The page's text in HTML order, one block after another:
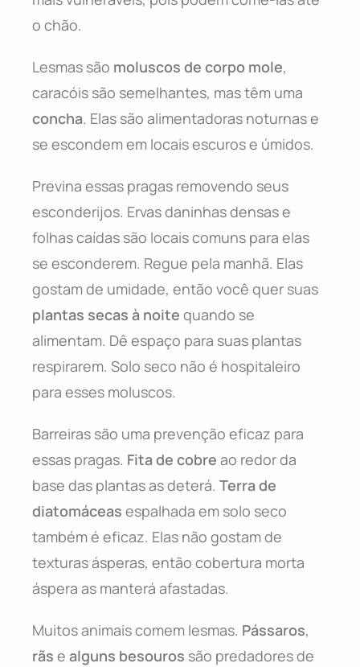
o chão.
Lesmas são moluscos de corpo mole,
caracóis são semelhantes, mas têm uma
concha. Elas são alimentadoras noturnas e
se escondem em locais escuros e úmidos.
Previna essas pragas removendo seus
esconderijos. Ervas daninhas densas e
folhas caídas são locais comuns para elas
se esconderem. Regue pela manhã. Elas
gostam de umidade, então você quer suas
plantas secas à noite quando se
alimentam. Dê espaço para suas plantas
respirarem. Solo seco não é hospitaleiro
para esses moluscos.
Barreiras são uma prevenção eficaz para
essas pragas. Fita de cobre ao redor da
base das plantas as deterá. Terra de
diatomáceas espalhada em solo seco
também é eficaz. Elas não gostam de
texturas ásperas, então cobertura morta
áspera as manterá afastadas.
Muitos animais comem lesmas. Pássaros,
rãs e alguns besouros são predadores de